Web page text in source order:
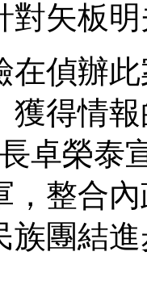
對矢板
在偵辦
獲得情
卓榮泰
，整合
族團結